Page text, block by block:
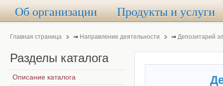
Об организации Продукты и услуги
Главная страница ⇒ Направление деятельности ⇒ Депозитарий
Разделы каталога
Описание каталога